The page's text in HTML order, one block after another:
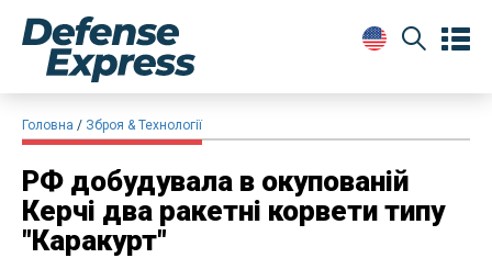
Головна Зброя & Технології
РФ добудувала в окупованій
Керчі два ракетні корвети типу
"Каракурт"